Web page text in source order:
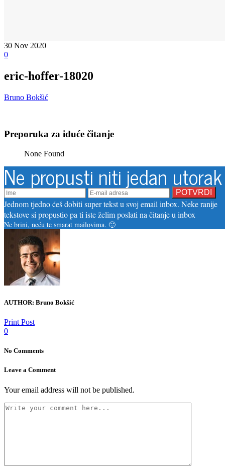
30 Nov 2020
0
eric-hoffer-18020
Bruno Bokšić
Preporuka za iduće čitanje
None Found
Ne propusti niti jedan utorak
Jednom tjedno ćeš dobiti super tekst u svoj email inbox. Neke ranije
tekstove si propustio pa ti iste želim poslati na čitanje u inbox
Ne brini, neću te smarat mailovima. 🙂
AUTHOR: Bruno Bokšić
Print Post
0
No Comments
Leave a Comment
Your email address will not be published.